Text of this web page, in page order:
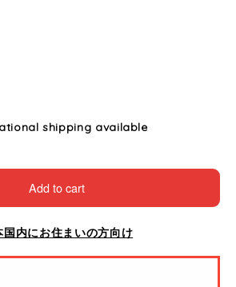
shipping available
Add to cart
国内にお住まいの方向け